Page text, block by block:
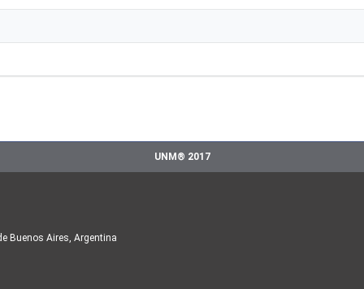
UNM® 2017
Buenos Aires, Argentina